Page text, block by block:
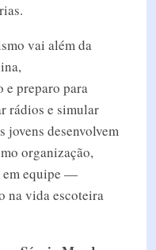
vai além da
e preparo para
rádios e simular
jovens desenvolvem
organização,
em equipe —
na vida escoteira